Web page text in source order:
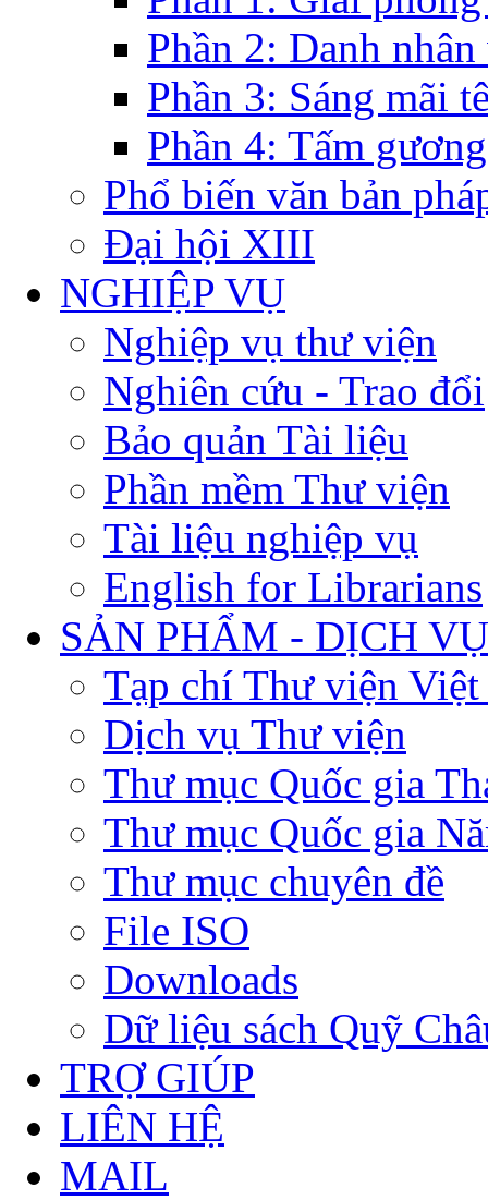
Phần 2: Danh nhân
Phần 3: Sáng mãi
Phần 4: Tấm
Phổ biến văn bản
Đại hội XIII
NGHIỆP VỤ
Nghiệp vụ thư viện
Nghiên cứu - Trao đổi
Bảo quản Tài liệu
Phần mềm Thư viện
Tài liệu nghiệp vụ
English for Librarians
SẢN PHẨM - DỊCH VỤ
Tạp chí Thư viện Việt
Dịch vụ Thư viện
Thư mục Quốc gia
Thư mục Quốc gia
Thư mục chuyên đề
File ISO
Downloads
Dữ liệu sách Quỹ
TRỢ GIÚP
LIÊN HỆ
MAIL